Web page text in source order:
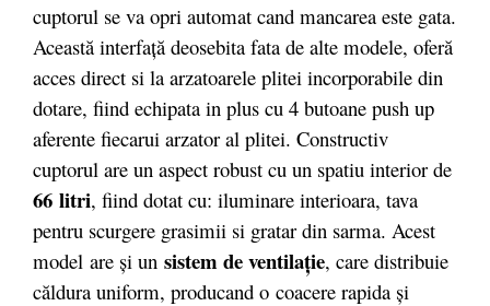
cuptorul se va opri automat cand mancarea este gata.
Această interfaţă deosebita fata de alte modele, oferă
acces direct si la arzatoarele plitei incorporabile din
dotare, fiind echipata in plus cu 4 butoane push up
aferente fiecarui arzator al plitei. Constructiv
cuptorul are un aspect robust cu un spatiu interior de
66 litri, fiind dotat cu: iluminare interioara, tava
pentru scurgere grasimii si gratar din sarma. Acest
model are şi un sistem de ventilaţie, care distribuie
căldura uniform, producand o coacere rapida şi